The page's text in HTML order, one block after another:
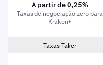
A partir de 0,25%
Taxas de negociação zero para
Kraken+
Taxas Taker